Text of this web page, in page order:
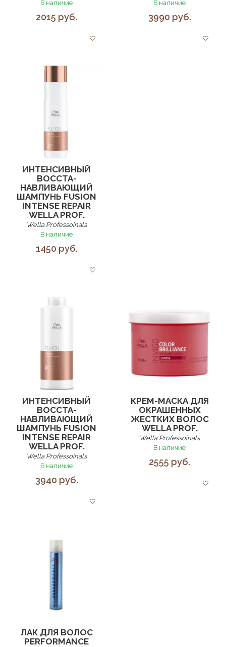
В наличие
2015 руб.
В наличие
3990 руб.
ИНТЕНСИВНЫЙ
ВОССТА­
НАВЛИВАЮЩИЙ
ШАМПУНЬ FUSION
INTENSE REPAIR
WELLA PROF.
Wella Professoinals
В наличие
1450 руб.
ИНТЕНСИВНЫЙ
ВОССТА­
НАВЛИВАЮЩИЙ
ШАМПУНЬ FUSION
INTENSE REPAIR
WELLA PROF.
Wella Professoinals
В наличие
3940 руб.
КРЕМ-МАСКА ДЛЯ
ОКРАШЕННЫХ
ЖЕСТКИХ ВОЛОС
WELLA PROF.
Wella Professoinals
В наличие
2555 руб.
ЛАК ДЛЯ ВОЛОС
PERFORMANCE